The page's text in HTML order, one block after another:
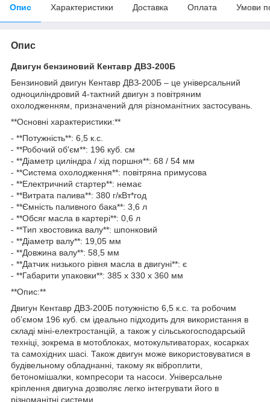
Опис Характеристики Доставка Оплата Умови
Опис
Двигун бензиновий Кентавр ДВЗ-200Б
Бензиновий двигун Кентавр ДВЗ-200Б – це універсальний
одноциліндровий 4-тактний двигун з повітряним
охолодженням, призначений для різноманітних застосувань.
**Основні характеристики:**
- **Потужність**: 6,5 к.с.
- **Робочий об'єм**: 196 куб. см
- **Діаметр циліндра / хід поршня**: 68 / 54 мм
- **Система охолодження**: повітряна примусова
- **Електричний стартер**: немає
- **Витрата палива**: 380 г/кВт*год
- **Ємність паливного бака**: 3,6 л
- **Обсяг масла в картері**: 0,6 л
- **Тип хвостовика валу**: шпонковий
- **Діаметр валу**: 19,05 мм
- **Довжина валу**: 58,5 мм
- **Датчик низького рівня масла в двигуні**: є
- **Габарити упаковки**: 385 х 330 х 360 мм
**Опис:**
Двигун Кентавр ДВЗ-200Б потужністю 6,5 к.с. та робочим
об’ємом 196 куб. см ідеально підходить для використання в
складі міні-електростанцій, а також у сільськогосподарській
техніці, зокрема в мотоблоках, мотокультиваторах, косарках
та самохідних шасі. Також двигун може використовуватися в
будівельному обладнанні, такому як віброплити,
бетономішалки, компресори та насоси. Універсальне
кріплення двигуна дозволяє легко інтегрувати його в
різноманітні системи.